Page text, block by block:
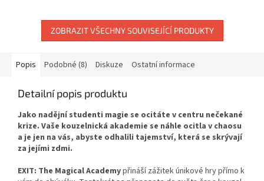
ZOBRAZIT VŠECHNY SOUVISEJÍCÍ PRODUKTY
Popis Podobné (8) Diskuze Ostatní informace
Detailní popis produktu
Jako nadějní studenti magie se ocitáte v centru nečekané
krize. Vaše kouzelnická akademie se náhle ocitla v chaosu
a je jen na vás, abyste odhalili tajemství, která se skrývají
za jejími zdmi.
EXIT: The Magical Academypřináší zážitek únikové hry přímo k